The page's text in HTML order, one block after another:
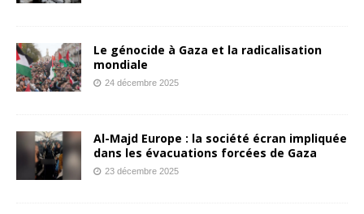
Le génocide à Gaza et la radicalisation
mondiale
24 décembre 2025
Al-Majd Europe : la société écran impliquée
dans les évacuations forcées de Gaza
23 décembre 2025